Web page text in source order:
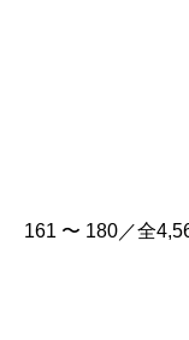
161 〜 180／全